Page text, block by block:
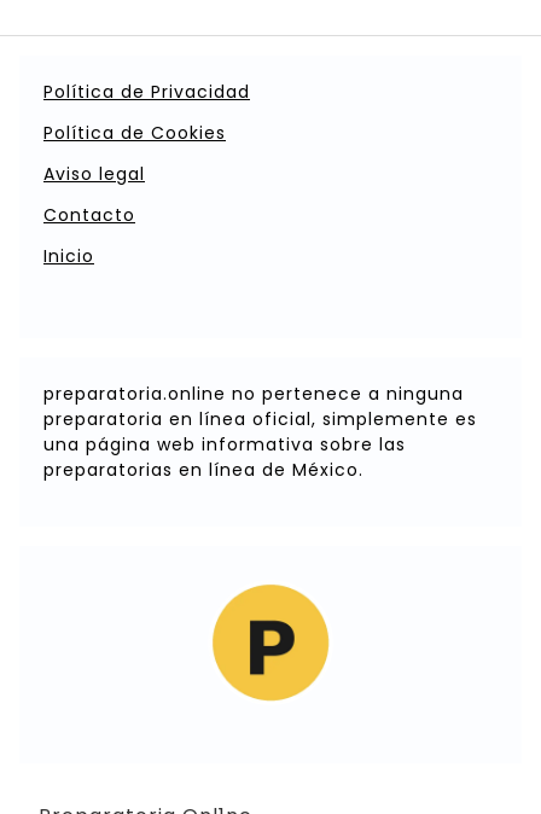
Política de Privacidad
Política de Cookies
Aviso legal
Contacto
Inicio
preparatoria.online no pertenece a ninguna
preparatoria en línea oficial, simplemente es
una página web informativa sobre las
preparatorias en línea de México.